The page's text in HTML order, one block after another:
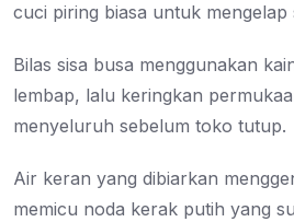
cuci piring biasa untuk mengelap
Bilas sisa busa menggunakan
lembap, lalu keringkan
menyeluruh sebelum toko tutup.
Air keran yang dibiarkan
memicu noda kerak putih yang